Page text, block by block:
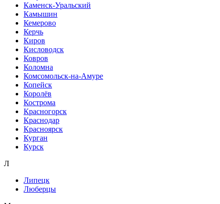
Каменск-Уральский
Камышин
Кемерово
Керчь
Киров
Кисловодск
Ковров
Коломна
Комсомольск-на-Амуре
Копейск
Королёв
Кострома
Красногорск
Краснодар
Красноярск
Курган
Курск
Л
Липецк
Люберцы